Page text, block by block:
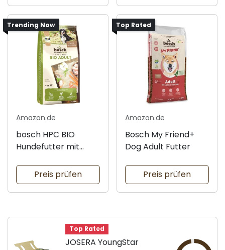
Trending Now
Amazon.de
bosch HPC BIO
Hundefutter mit
Preis prüfen
Top Rated
Amazon.de
Bosch My Friend+
Dog Adult Futter
Preis prüfen
Top Rated
JOSERA YoungStar